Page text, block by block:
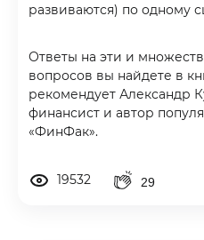
развиваются) по одному
Ответы на эти и
вопросов вы найдете в
рекомендует Александр
финансист и автор
«ФинФак».
19532 29